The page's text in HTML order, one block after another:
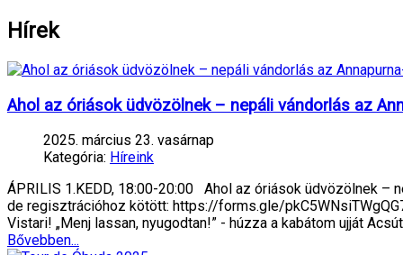
Hírek
Ahol az óriások üdvözölnek – nepáli vándorlás az
2025. március 23. vasárnap
Kategória: Híreink
ÁPRILIS 1.KEDD, 18:00-20:00 Ahol az óriások üdvözölnek –
de regisztrációhoz kötött: https://forms.gle/
Vistari! „Menj lassan, nyugodtan!” - húzza a kabátom ujját
Bővebben...